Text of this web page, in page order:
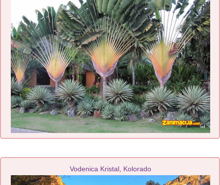
Vodenica Kristal, Kolorado